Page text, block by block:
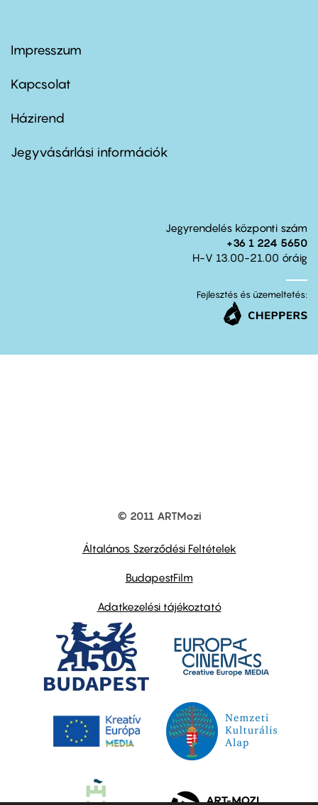
Footer
first
Impresszum
Kapcsolat
Footer
second
Házirend
Jegyvásárlási információk
Jegyrendelés központi szám
+36 1 224 5650
H-V 13.00-21.00 óráig
Fejlesztés és üzemeltetés:
© 2011 ARTMozi
Általános Szerződési Feltételek
BudapestFilm
Adatkezelési tájékoztató